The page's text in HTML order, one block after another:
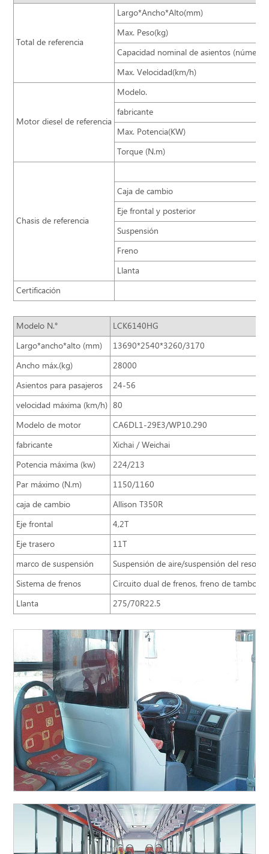
Total de referencia
Largo*Ancho*Alto(mm)
Max. Peso(kg)
Capacidad nominal de asientos (número
Max. Velocidad(km/h)
Motor diesel de referencia
Modelo.
fabricante
Max. Potencia(KW)
Torque (N.m)
Chasis de referencia
Caja de cambio
Eje frontal y posterior
Suspensión
Freno
Llanta
Certificación
Modelo N.°
LCK6140HG
Largo*ancho*alto (mm)
13690*2540*3260/3170
Ancho máx.(kg)
28000
Asientos para pasajeros
24-56
velocidad máxima (km/h) 80
Modelo de motor
CA6DL1-29E3/WP10.290
fabricante
Xichai / Weichai
Potencia máxima (kw)
224/213
Par máximo (N.m)
1150/1160
caja de cambio
Allison T350R
Eje frontal
4,2T
Eje trasero
11T
marco de suspensión
Suspensión de aire/suspensión del
Sistema de frenos
Circuito dual de frenos, freno de tambor
Llanta
275/70R22.5